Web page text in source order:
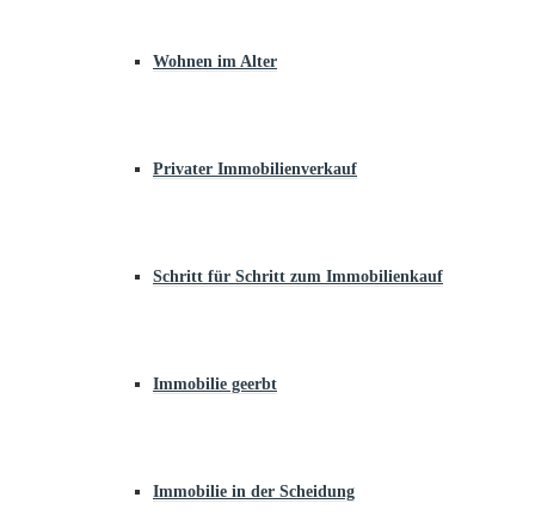
Wohnen im Alter
Privater Immobilienverkauf
Schritt für Schritt zum Immobilienkauf
Immobilie geerbt
Immobilie in der Scheidung